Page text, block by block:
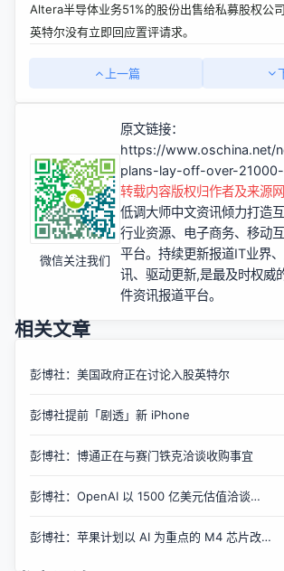
Altera半导体业务51%的股份出售给私募股权公司
英特尔没有立即回应置评请求。
上一篇
微信关注我们
原文链接：
https://www.oschina.net/
plans-lay-off-over-
转载内容版权归作者及来源网
低调大师中文资讯倾力打造
行业资源、电子商务、移动
平台。持续更新报道IT业界
讯、驱动更新,是最及时权威
件资讯报道平台。
相关文章
彭博社：美国政府正在讨论入股英特尔
彭博社提前「剧透」新 iPhone
彭博社：博通正在与赛门铁克洽谈收购事宜
彭博社：OpenAI 以 1500 亿美元估值洽谈融
彭博社：苹果计划以 AI 为重点的 M4 芯片改